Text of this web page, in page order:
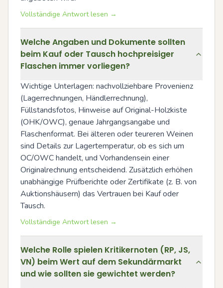
Vollständige Antwort lesen →
Welche Angaben und Dokumente sollten
beim Kauf oder Tausch hochpreisiger
Flaschen immer vorliegen?
Wichtige Unterlagen: nachvollziehbare Provenienz
(Lagerrechnungen, Händlerrechnung),
Füllstandsfotos, Hinweise auf Original-Holzkiste
(OHK/OWC), genaue Jahrgangsangabe und
Flaschenformat. Bei älteren oder teureren Weinen
sind Details zur Lagertemperatur, ob es sich um
OC/OWC handelt, und Vorhandensein einer
Originalrechnung entscheidend. Zusätzlich erhöhen
unabhängige Prüfberichte oder Zertifikate (z. B. von
Auktionshäusern) das Vertrauen bei Kauf oder
Tausch.
Vollständige Antwort lesen →
Welche Rolle spielen Kritikernoten (RP, JS,
VN) beim Wert auf dem Sekundärmarkt
und wie sollten sie gewichtet werden?